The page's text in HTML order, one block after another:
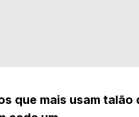
que mais usam